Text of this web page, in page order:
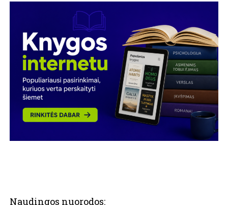
Naudingos nuorodos: